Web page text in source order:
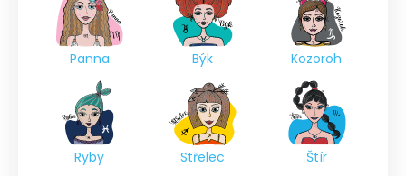
Panna Býk Kozoroh
Ryby Střelec Štír